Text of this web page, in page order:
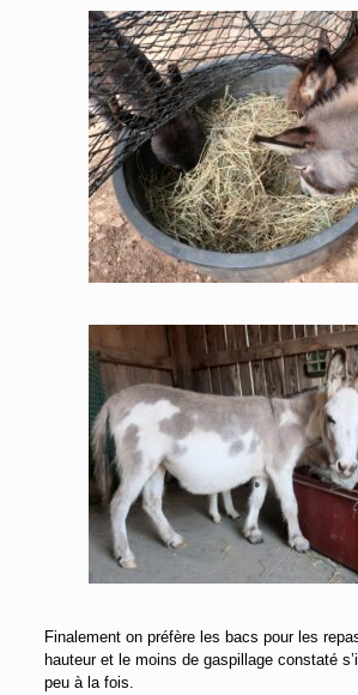
Finalement on préfère les bacs pour les
hauteur et le moins de gaspillage constaté
peu à la fois.